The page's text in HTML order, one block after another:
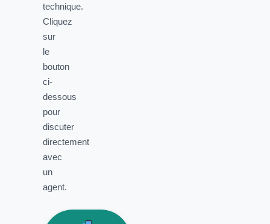
technique.
Cliquez
sur
le
bouton
ci-
dessous
pour
discuter
directement
avec
un
agent.